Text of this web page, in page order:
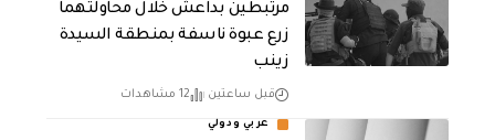
مرتبطين بداعش خلال محاولتهما
زرع عبوة ناسفة بمنطقة السيدة
زينب
قبل ساعتين 12 مشاهدات
عربي ودولي